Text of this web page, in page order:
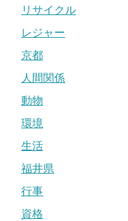
リサイクル
レジャー
京都
人間関係
動物
環境
生活
福井県
行事
資格